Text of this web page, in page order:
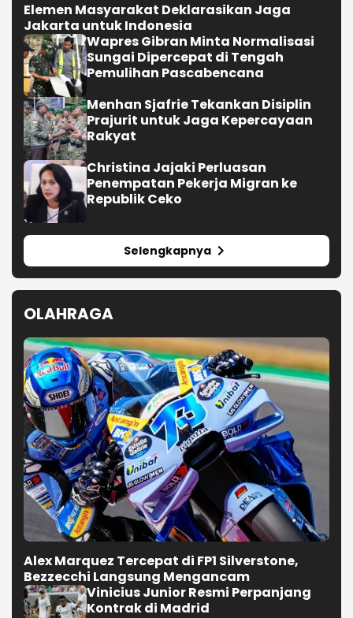
Elemen Masyarakat Deklarasikan Jaga
Jakarta untuk Indonesia
Wapres Gibran Minta Normalisasi
Sungai Dipercepat di Tengah
Pemulihan Pascabencana
Menhan Sjafrie Tekankan Disiplin
Prajurit untuk Jaga Kepercayaan
Rakyat
Christina Jajaki Perluasan
Penempatan Pekerja Migran ke
Republik Ceko
Selengkapnya
OLAHRAGA
Alex Marquez Tercepat di FP1 Silverstone,
Bezzecchi Langsung Mengancam
Vinicius Junior Resmi Perpanjang
Kontrak di Madrid